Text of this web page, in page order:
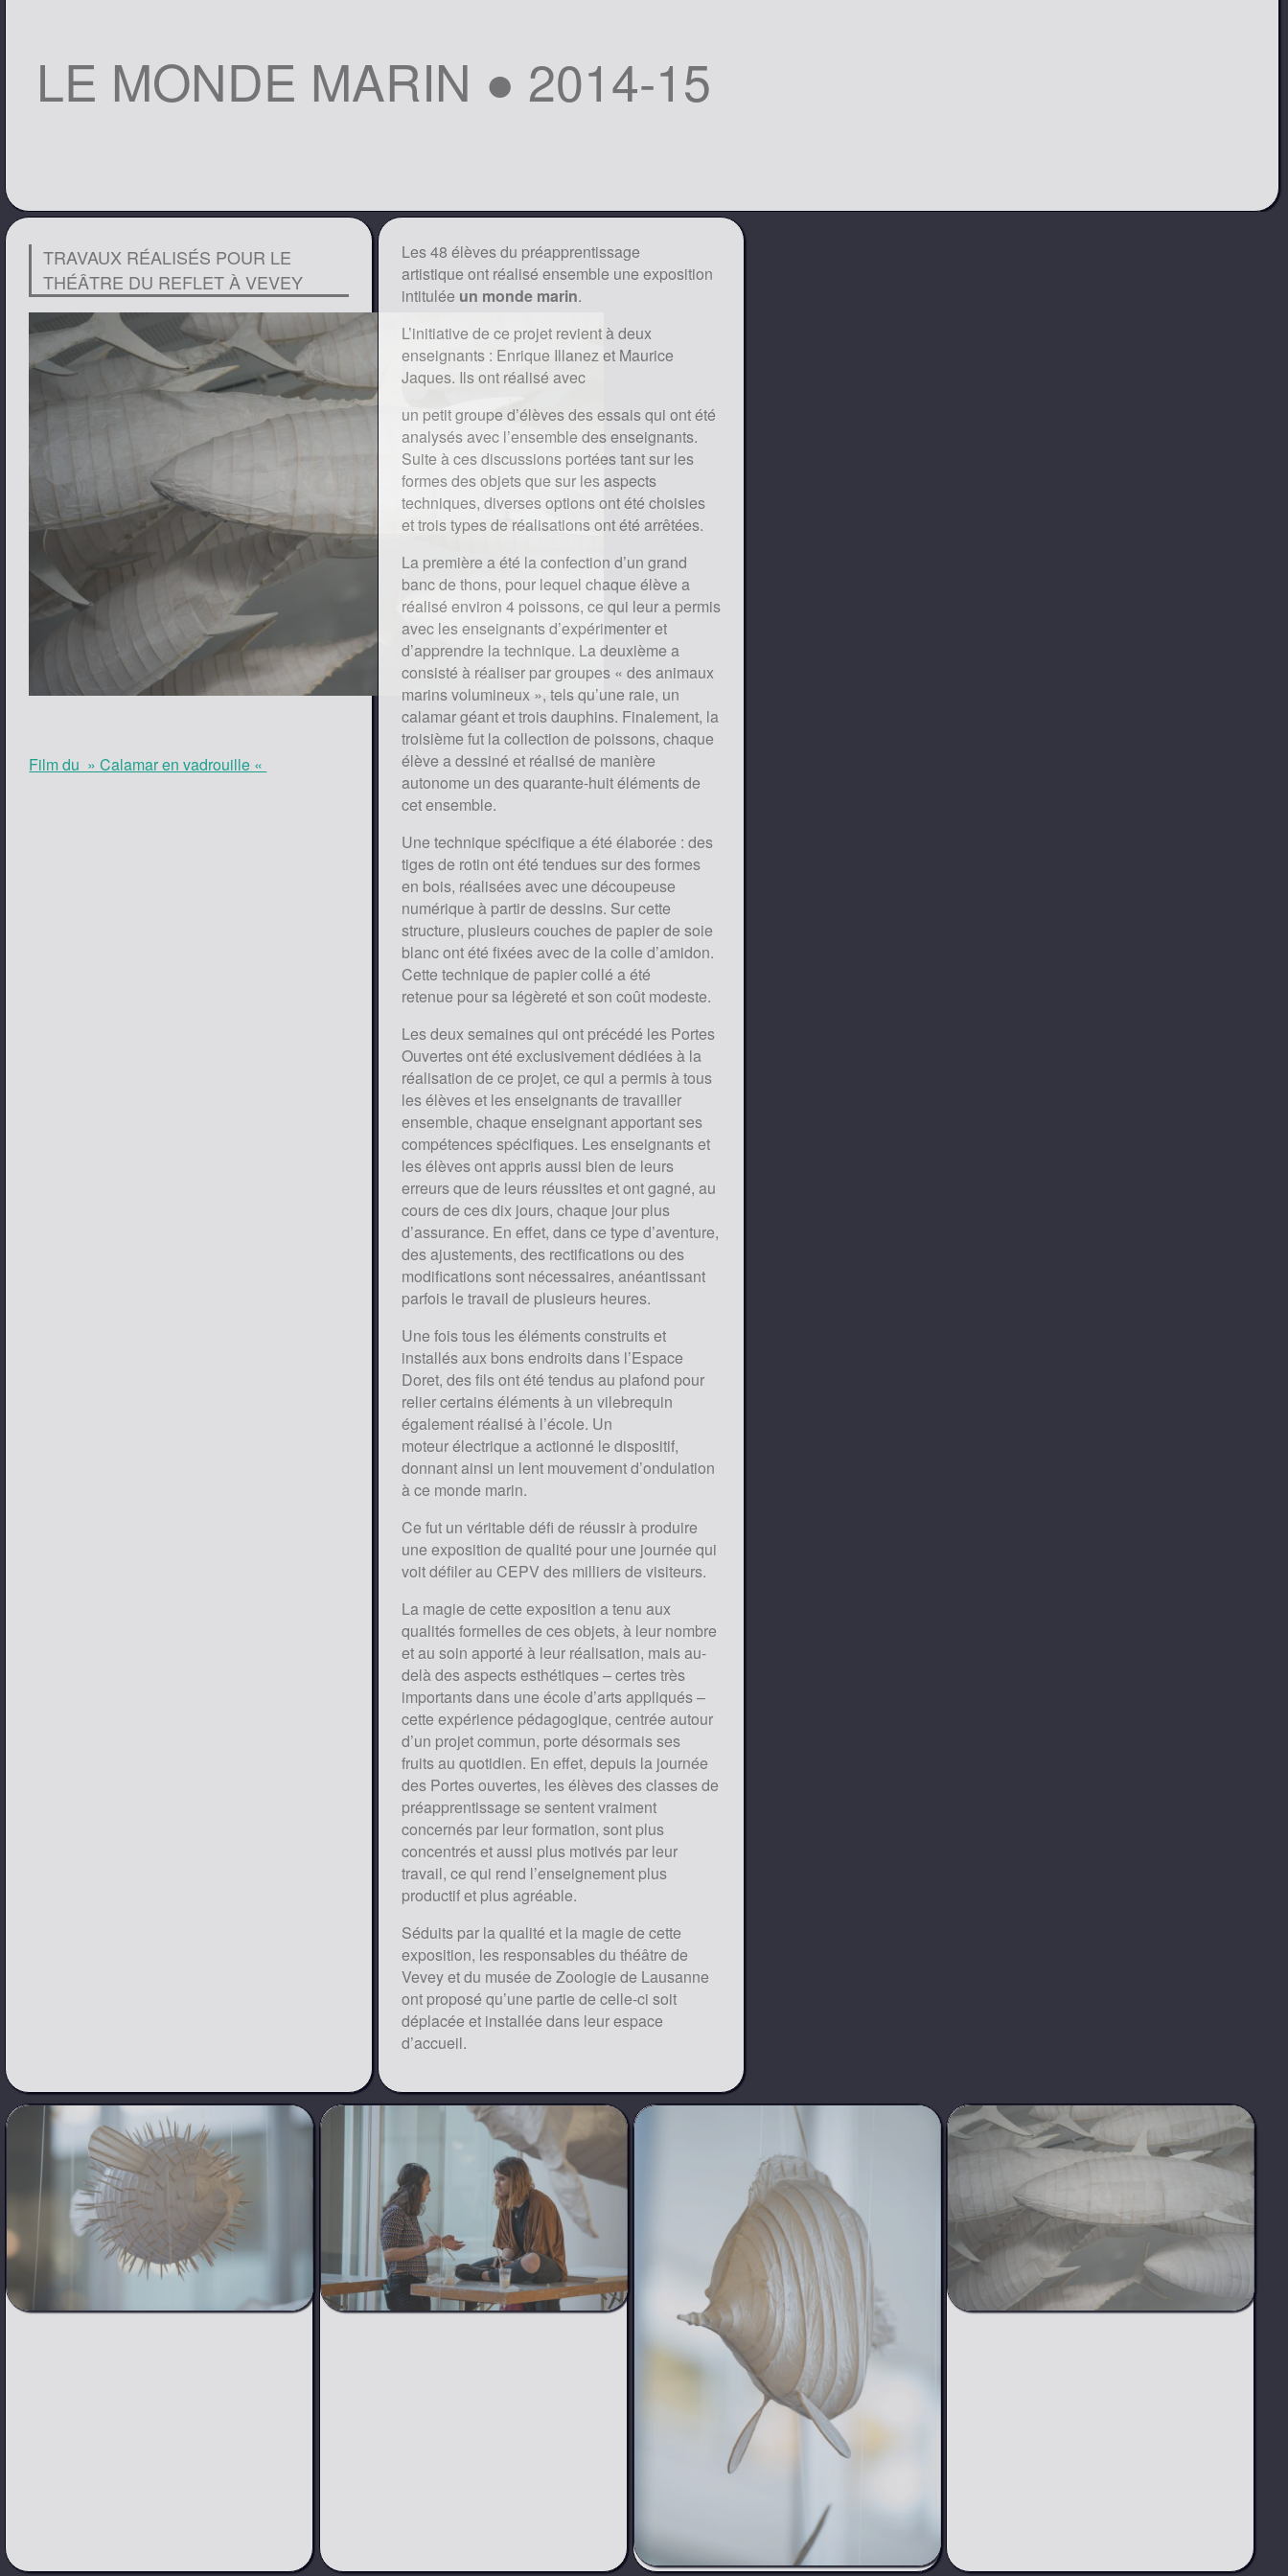
LE MONDE MARIN ● 2014-15
TRAVAUX RÉALISÉS POUR LE
THÉÂTRE DU REFLET À VEVEY
Film du » Calamar en vadrouille «
Les 48 élèves du préapprentissage
artistique ont réalisé ensemble une exposition
intitulée un monde marin.
L’initiative de ce projet revient à deux
enseignants : Enrique Illanez et Maurice
Jaques. Ils ont réalisé avec
un petit groupe d’élèves des essais qui ont été
analysés avec l’ensemble des enseignants.
Suite à ces discussions portées tant sur les
formes des objets que sur les aspects
techniques, diverses options ont été choisies
et trois types de réalisations ont été arrêtées.
La première a été la confection d’un grand
banc de thons, pour lequel chaque élève a
réalisé environ 4 poissons, ce qui leur a permis
avec les enseignants d’expérimenter et
d’apprendre la technique. La deuxième a
consisté à réaliser par groupes « des animaux
marins volumineux », tels qu’une raie, un
calamar géant et trois dauphins. Finalement, la
troisième fut la collection de poissons, chaque
élève a dessiné et réalisé de manière
autonome un des quarante-huit éléments de
cet ensemble.
Une technique spécifique a été élaborée : des
tiges de rotin ont été tendues sur des formes
en bois, réalisées avec une découpeuse
numérique à partir de dessins. Sur cette
structure, plusieurs couches de papier de soie
blanc ont été fixées avec de la colle d’amidon.
Cette technique de papier collé a été
retenue pour sa légèreté et son coût modeste.
Les deux semaines qui ont précédé les Portes
Ouvertes ont été exclusivement dédiées à la
réalisation de ce projet, ce qui a permis à tous
les élèves et les enseignants de travailler
ensemble, chaque enseignant apportant ses
compétences spécifiques. Les enseignants et
les élèves ont appris aussi bien de leurs
erreurs que de leurs réussites et ont gagné, au
cours de ces dix jours, chaque jour plus
d’assurance. En effet, dans ce type d’aventure,
des ajustements, des rectifications ou des
modifications sont nécessaires, anéantissant
parfois le travail de plusieurs heures.
Une fois tous les éléments construits et
installés aux bons endroits dans l’Espace
Doret, des fils ont été tendus au plafond pour
relier certains éléments à un vilebrequin
également réalisé à l’école. Un
moteur électrique a actionné le dispositif,
donnant ainsi un lent mouvement d’ondulation
à ce monde marin.
Ce fut un véritable défi de réussir à produire
une exposition de qualité pour une journée qui
voit défiler au CEPV des milliers de visiteurs.
La magie de cette exposition a tenu aux
qualités formelles de ces objets, à leur nombre
et au soin apporté à leur réalisation, mais au-
delà des aspects esthétiques – certes très
importants dans une école d’arts appliqués –
cette expérience pédagogique, centrée autour
d’un projet commun, porte désormais ses
fruits au quotidien. En effet, depuis la journée
des Portes ouvertes, les élèves des classes de
préapprentissage se sentent vraiment
concernés par leur formation, sont plus
concentrés et aussi plus motivés par leur
travail, ce qui rend l’enseignement plus
productif et plus agréable.
Séduits par la qualité et la magie de cette
exposition, les responsables du théâtre de
Vevey et du musée de Zoologie de Lausanne
ont proposé qu’une partie de celle-ci soit
déplacée et installée dans leur espace
d’accueil.